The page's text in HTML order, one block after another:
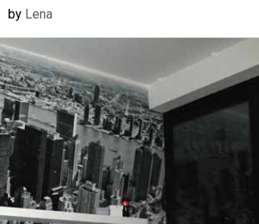
by Lena